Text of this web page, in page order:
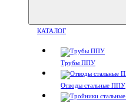
КАТАЛОГ
Трубы ППУ
Отводы стальные ППУ